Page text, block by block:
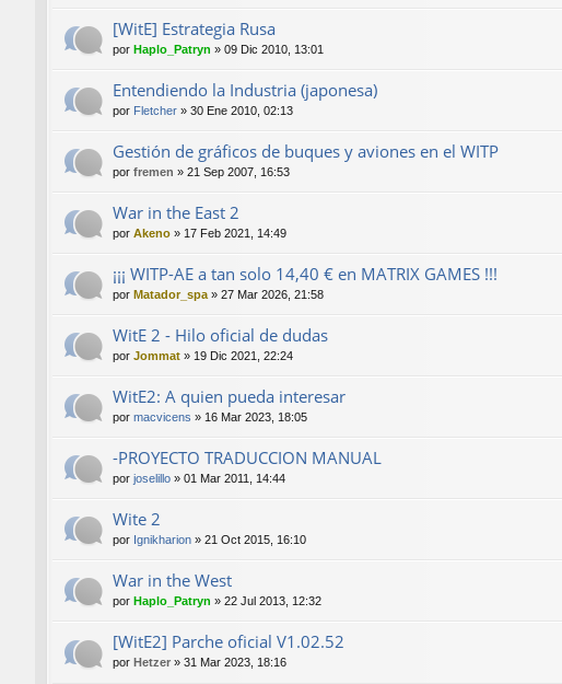
[WitE] Estrategia Rusa
por Haplo_Patryn » 09 Dic 2010, 13:01
Entendiendo la Industria (japonesa)
por Fletcher » 30 Ene 2010, 02:13
Gestión de gráficos de buques y aviones en el WITP
por fremen » 21 Sep 2007, 16:53
War in the East 2
por Akeno » 17 Feb 2021, 14:49
¡¡¡ WITP-AE a tan solo 14,40 € en MATRIX GAMES !!!
por Matador_spa » 27 Mar 2026, 21:58
WitE 2 - Hilo oficial de dudas
por Jommat » 19 Dic 2021, 22:24
WitE2: A quien pueda interesar
por macvicens » 16 Mar 2023, 18:05
-PROYECTO TRADUCCION MANUAL
por joselillo » 01 Mar 2011, 14:44
Wite 2
por Ignikharion » 21 Oct 2015, 16:10
War in the West
por Haplo_Patryn » 22 Jul 2013, 12:32
[WitE2] Parche oficial V1.02.52
por Hetzer » 31 Mar 2023, 18:16